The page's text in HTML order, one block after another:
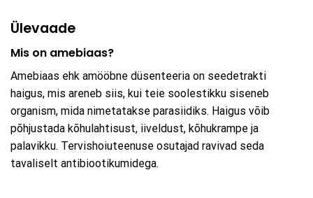
Ülevaade
Mis on amebiaas?
Amebiaas ehk amööbne düsenteeria on seedetrakti
haigus, mis areneb siis, kui teie soolestikku siseneb
organism, mida nimetatakse parasiidiks. Haigus võib
põhjustada kõhulahtisust, iiveldust, kõhukrampe ja
palavikku. Tervishoiuteenuse osutajad ravivad seda
tavaliselt antibiootikumidega.